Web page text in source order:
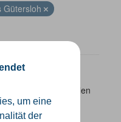
um eine
der
Gütersloh
der Schulen
Schulform,
und Schulträger.